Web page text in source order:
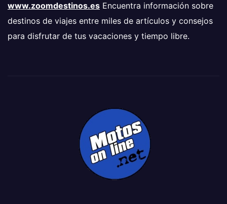
www.zoomdestinos.es Encuentra información sobre
destinos de viajes entre miles de artículos y consejos
para disfrutar de tus vacaciones y tiempo libre.